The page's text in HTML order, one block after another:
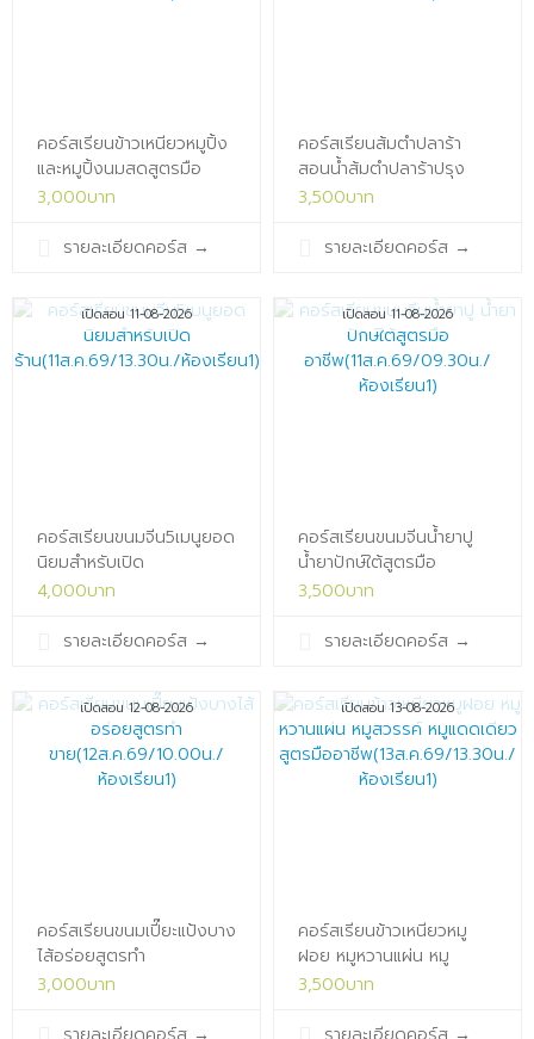
คอร์สเรียนข้าวเหนียวหมูปิ้ง
และหมูปิ้งนมสดสูตรมือ
อาชีพ(10ส.ค.69/13.30น./
3,000บาท
รายละเอียดคอร์ส →
คอร์สเรียนส้มตำปลาร้า
สอนน้ำส้มตำปลาร้าปรุง
สำเร็จ(10ส.ค.69/09.30น./
3,500บาท
รายละเอียดคอร์ส →
เปิดสอน 11-08-2026
คอร์สเรียนขนมจีน5เมนูยอด
นิยมสำหรับเปิด
ร้าน(11ส.ค.69/13.30น./
4,000บาท
รายละเอียดคอร์ส →
เปิดสอน 11-08-2026
คอร์สเรียนขนมจีนน้ำยาปู
น้ำยาปักษ์ใต้สูตรมือ
อาชีพ(11ส.ค.69/09.30น./
3,500บาท
รายละเอียดคอร์ส →
เปิดสอน 12-08-2026
คอร์สเรียนขนมเปี๊ยะแป้งบาง
ไส้อร่อยสูตรทำ
ขาย(12ส.ค.69/10.00น./
3,000บาท
เปิดสอน 13-08-2026
คอร์สเรียนข้าวเหนียวหมู
ฝอย หมูหวานแผ่น หมู
สวรรค์ หมูแดดเดียว สูตร
อาชีพ(13ส.ค.69/13.30น./
3,500บาท